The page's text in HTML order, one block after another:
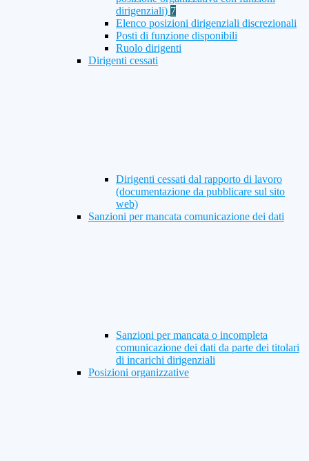
dirigenziali) 7
Elenco posizioni dirigenziali discrezionali
Posti di funzione disponibili
Ruolo dirigenti
Dirigenti cessati
Dirigenti cessati dal rapporto di lavoro
(documentazione da pubblicare sul sito
web)
Sanzioni per mancata comunicazione dei dati
Sanzioni per mancata o incompleta
comunicazione dei dati da parte dei titolari
di incarichi dirigenziali
Posizioni organizzative